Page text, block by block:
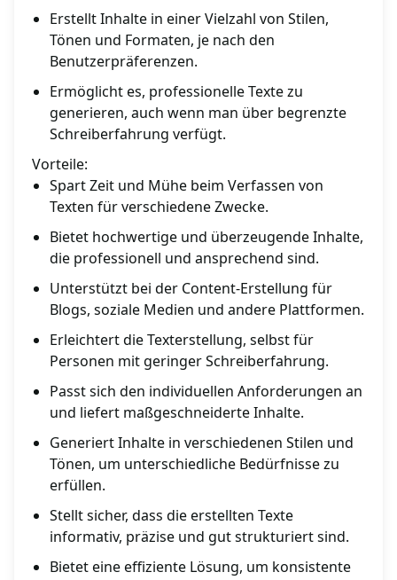
Erstellt Inhalte in einer Vielzahl von Stilen,
Tönen und Formaten, je nach den
Benutzerpräferenzen.
Ermöglicht es, professionelle Texte zu
generieren, auch wenn man über begrenzte
Schreiberfahrung verfügt.
Vorteile:
Spart Zeit und Mühe beim Verfassen von
Texten für verschiedene Zwecke.
Bietet hochwertige und überzeugende Inhalte,
die professionell und ansprechend sind.
Unterstützt bei der Content-Erstellung für
Blogs, soziale Medien und andere Plattformen.
Erleichtert die Texterstellung, selbst für
Personen mit geringer Schreiberfahrung.
Passt sich den individuellen Anforderungen an
und liefert maßgeschneiderte Inhalte.
Generiert Inhalte in verschiedenen Stilen und
Tönen, um unterschiedliche Bedürfnisse zu
erfüllen.
Stellt sicher, dass die erstellten Texte
informativ, präzise und gut strukturiert sind.
Bietet eine effiziente Lösung, um konsistente